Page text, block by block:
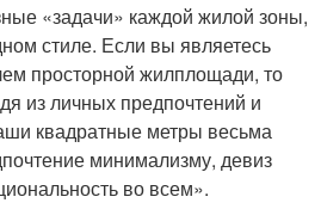
«задачи» каждой жилой зоны,
стиле. Если вы являетесь
просторной жилплощади, то
из личных предпочтений и
квадратные метры весьма
минимализму, девиз
во всем».